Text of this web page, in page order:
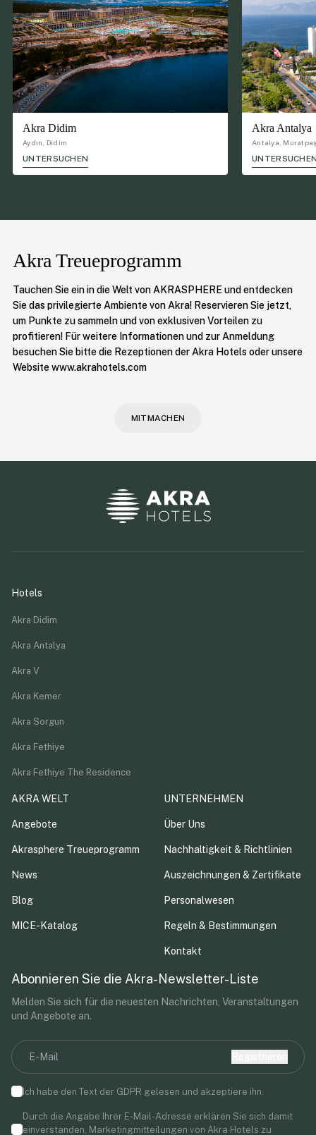
Akra Didim
Aydın, Didim
UNTERSUCHEN
Akra Antalya
Antalya,
Akra Treueprogramm
Tauchen Sie ein in die Welt von AKRASPHERE und entdecken
Sie das privilegierte Ambiente von Akra! Reservieren Sie jetzt,
um Punkte zu sammeln und von exklusiven Vorteilen zu
profitieren! Für weitere Informationen und zur Anmeldung
besuchen Sie bitte die Rezeptionen der Akra Hotels oder unsere
Website www.akrahotels.com
MITMACHEN
Hotels
Akra Didim
Akra Antalya
Akra V
Akra Kemer
Akra Sorgun
Akra Fethiye
Akra Fethiye The Residence
AKRA WELT
Angebote
Akrasphere Treueprogramm
News
Blog
MICE-Katalog
UNTERNEHMEN
Über Uns
Nachhaltigkeit & Richtlinien
Auszeichnungen & Zertifikate
Personalwesen
Regeln & Bestimmungen
Kontakt
Abonnieren Sie die Akra-Newsletter-Liste
Melden Sie sich für die neuesten Nachrichten, Veranstaltungen
und Angebote an.
Ich habe den Text der GDPR gelesen und akzeptiere ihn.
Durch die Angabe Ihrer E-Mail-Adresse erklären Sie sich damit
einverstanden, Marketingmitteilungen von Akra Hotels zu